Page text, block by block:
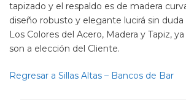
tapizado y el respaldo es de madera
diseño robusto y elegante lucirá sin
Los Colores del Acero, Madera y Tapiz,
son a elección del Cliente.
Regresar a Sillas Altas – Bancos de Bar